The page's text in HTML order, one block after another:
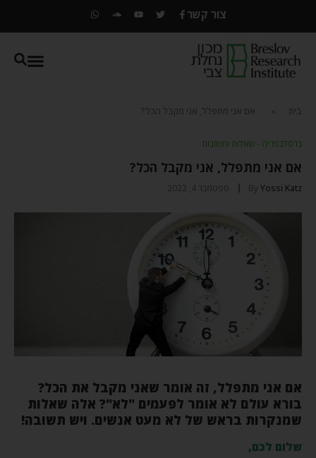
צור קשר
בית אם אני מתפלל, אני מקבל הכל?
ברסלבפדיה - שאלות ותשובות
אם אני מתפלל, אני מקבל הכל?
By Yossi Katz ספטמבר 4, 2022
אם אני מתפלל, זה אומר שאני מקבל את הכל?
בורא עולם לא אומר לפעמים "לא"? אלה שאלות
שמנקרות בראש של לא מעט אנשים. ויש תשובה!
שלום לכם,